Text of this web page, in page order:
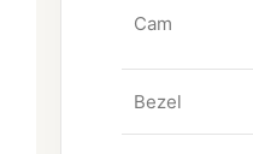
Cam
Bezel